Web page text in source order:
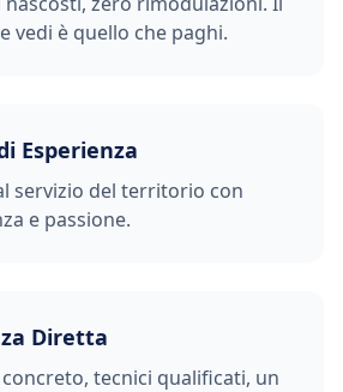
vedi è quello che paghi.
Esperienza
servizio del territorio con
e passione.
Diretta
tecnici qualificati, un